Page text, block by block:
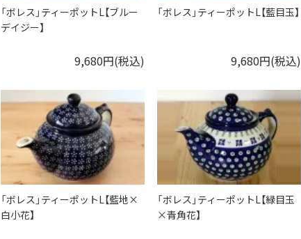
「ボレス」ティーポットL【ブルー
デイジー】
9,680円(税込)
「ボレス」ティーポットL【藍目玉】
9,680円(税込)
「ボレス」ティーポットL【藍地×
白小花】
「ボレス」ティーポットL【緑目玉
×青角花】